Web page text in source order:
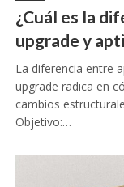
¿Cuál es la
upgrade y
La diferencia entre
upgrade radica en
cambios
Objetivo:…